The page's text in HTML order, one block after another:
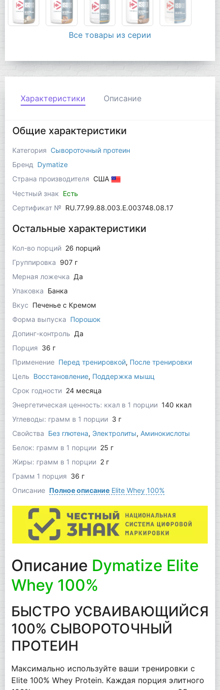
Все товары из серии
Характеристики Описание
Общие характеристики
Категория Сывороточный протеин
Бренд
Dymatize
Страна производителя США
Честный знак Есть
Сертификат № RU.77.99.88.003.Е.003748.08.17
Остальные характеристики
Кол-во порций 26 порций
Группировка 907 г
Мерная ложечка Да
Упаковка Банка
Вкус Печенье с Кремом
Форма выпуска Порошок
Допинг-контроль Да
Порция 36 г
Применение Перед тренировкой, После тренировки
Цель Восстановление, Поддержка мышц
Срок годности 24 месяца
Энергетическая ценность: ккал в 1 порции 140 ккал
Углеводы: грамм в 1 порции 3 г
Свойства Без глютена, Электролиты, Аминокислоты
Белок: грамм в 1 порции 25 г
Жиры: грамм в 1 порции 2 г
Грамм 1 порция 36 г
Описание Полное описаниеElite Whey 100%
Описание Dymatize Elite
Whey 100%
БЫСТРО УСВАИВАЮЩИЙСЯ
100% СЫВОРОТОЧНЫЙ
ПРОТЕИН
Максимально используйте ваши тренировки с
Elite 100% Whey Protein. Каждая порция элитного